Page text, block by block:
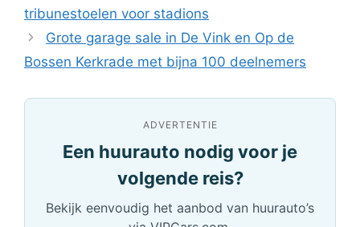
tribunestoelen voor stadions
Grote garage sale in De Vink en Op de
Bossen Kerkrade met bijna 100 deelnemers
ADVERTENTIE
Een huurauto nodig voor je
volgende reis?
Bekijk eenvoudig het aanbod van huurauto’s